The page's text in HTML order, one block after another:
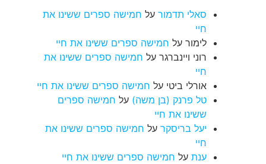
סאלי תדמור על חמישה ספרים ששינו את
חיי
לימור על חמישה ספרים ששינו את חיי
רוני ויינברגר על חמישה ספרים ששינו את
חיי
אורלי ביטי על חמישה ספרים ששינו את חיי
טל פרנק (בן משה) על חמישה ספרים
ששינו את חיי
יעל בריסקר על חמישה ספרים ששינו את
חיי
ענת על חמישה ספרים ששינו את חיי